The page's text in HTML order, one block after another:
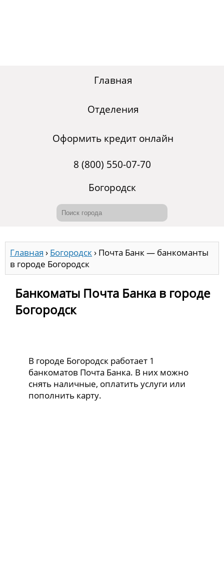
Главная
Отделения
Оформить кредит онлайн
8 (800) 550-07-70
Богородск
Главная › Богородск› Почта Банк — банкоманты
в городе Богородск
Банкоматы Почта Банка в городе
Богородск
В городе Богородск работает 1
банкоматов Почта Банка. В них можно
снять наличные, оплатить услуги или
пополнить карту.